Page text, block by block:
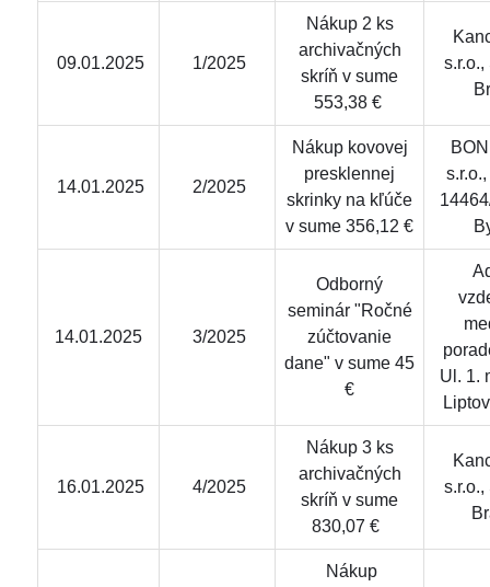
09.01.2025 1/2025
Nákup 2 ks
archivačných
skríň v sume
553,38 €
14.01.2025 2/2025
Nákup kovovej
presklennej
skrinky na kľúče
v sume 356,12 €
14.01.2025 3/2025
Odborný
seminár "Ročné
zúčtovanie
dane" v sume 45
€
Ul. 1.
16.01.2025 4/2025
Nákup 3 ks
archivačných
skríň v sume
830,07 €
Nákup